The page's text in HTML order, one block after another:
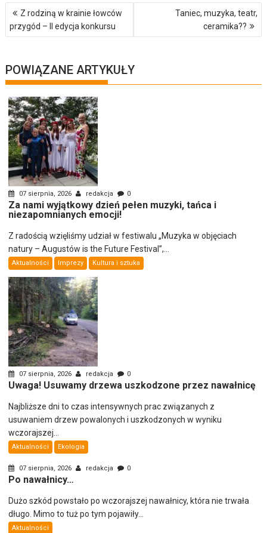
Nawigacja
wpisu
Z rodziną w krainie łowców
przygód – II edycja konkursu
Taniec, muzyka, teatr,
ceramika??
POWIĄZANE ARTYKUŁY
07 sierpnia, 2026 redakcja 0
Za nami wyjątkowy dzień pełen muzyki, tańca i
niezapomnianych emocji!
Z radością wzięliśmy udział w festiwalu „Muzyka w objęciach
natury – Augustów is the Future Festival”,...
Aktualności Imprezy Kultura i sztuka
07 sierpnia, 2026 redakcja 0
Uwaga! Usuwamy drzewa uszkodzone przez nawałnicę
Najbliższe dni to czas intensywnych prac związanych z
usuwaniem drzew powalonych i uszkodzonych w wyniku
wczorajszej...
Aktualności Ekologia
07 sierpnia, 2026 redakcja 0
Po nawałnicy…
Dużo szkód powstało po wczorajszej nawałnicy, która nie trwała
długo. Mimo to tuż po tym pojawiły...
Aktualności